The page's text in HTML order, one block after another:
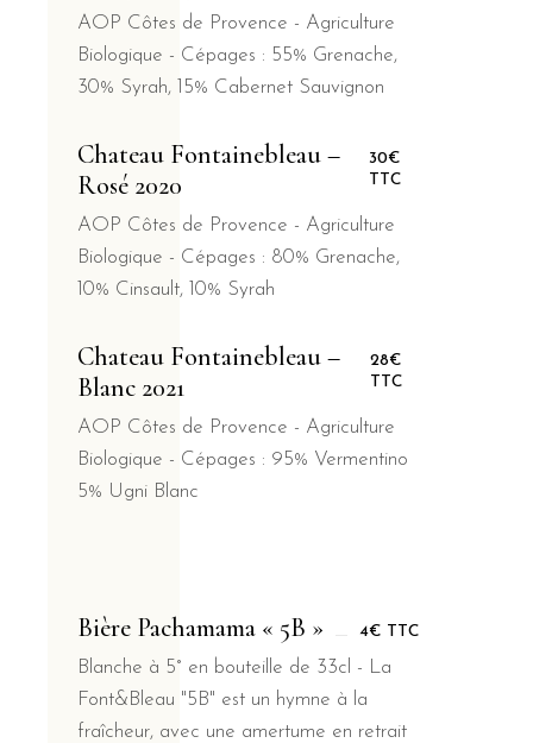
AOP Côtes de Provence - Agriculture
Biologique - Cépages : 55% Grenache,
30% Syrah, 15% Cabernet Sauvignon
Chateau Fontainebleau –
Rosé 2020
30€
TTC
AOP Côtes de Provence - Agriculture
Biologique - Cépages : 80% Grenache,
10% Cinsault, 10% Syrah
Chateau Fontainebleau –
Blanc 2021
28€
TTC
AOP Côtes de Provence - Agriculture
Biologique - Cépages : 95% Vermentino
5% Ugni Blanc
Bière Pachamama « 5B » 4€ TTC
Blanche à 5° en bouteille de 33cl - La
Font&Bleau "5B" est un hymne à la
fraîcheur, avec une amertume en retrait